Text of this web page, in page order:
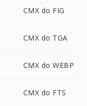
CMX do FIG
CMX do TGA
CMX do WEBP
CMX do FTS